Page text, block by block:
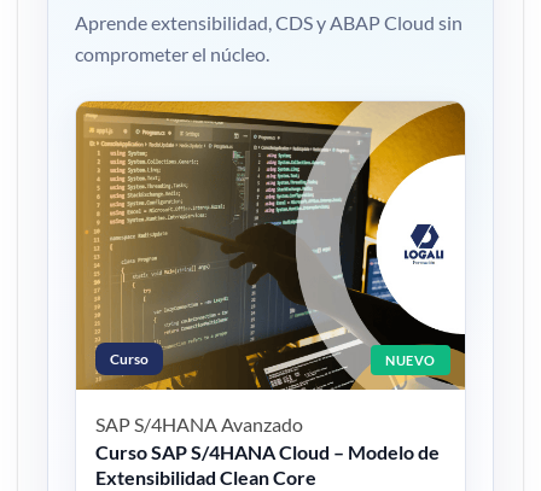
Aprende extensibilidad, CDS y ABAP Cloud sin
comprometer el núcleo.
Curso NUEVO
SAP S/4HANAAvanzado
Curso SAP S/4HANA Cloud – Modelo de
Extensibilidad Clean Core